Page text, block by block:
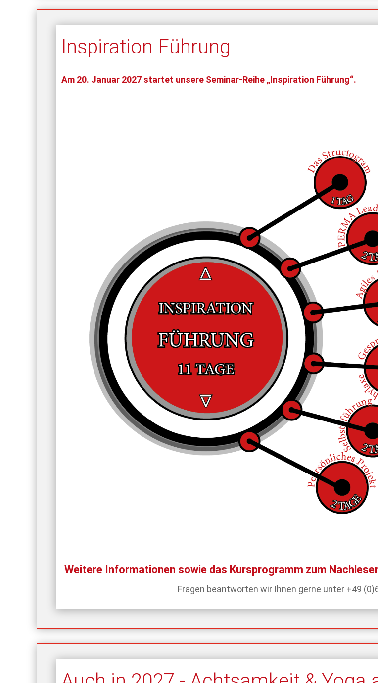
Inspiration Führung
Am 20. Januar 2027 startet unsere Seminar-Reihe „Inspiration Führung“.
Weitere Informationen sowie das Kursprogramm zum
Fragen beantworten wir Ihnen gerne unter +49